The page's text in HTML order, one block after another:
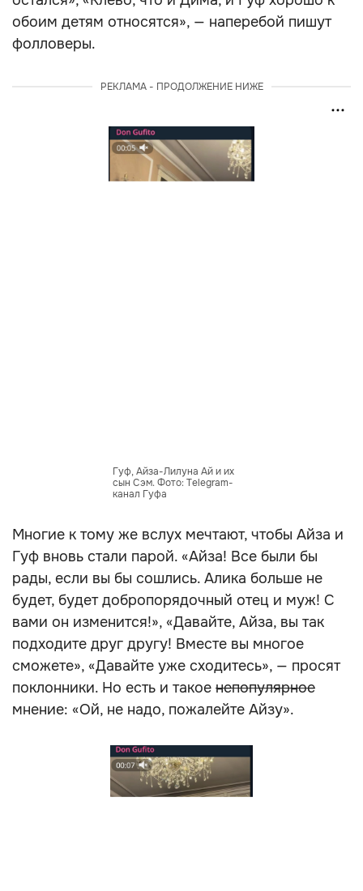
обоим детям относятся», — наперебой пишут
фолловеры.
РЕКЛАМА - ПРОДОЛЖЕНИЕ НИЖЕ
Гуф, Айза-Лилуна Ай и их
сын Сэм. Фото: Telegram-
канал Гуфа
Многие к тому же вслух мечтают, чтобы Айза и
Гуф вновь стали парой. «Айза! Все были бы
рады, если вы бы сошлись. Алика больше не
будет, будет добропорядочный отец и муж! С
вами он изменится!», «Давайте, Айза, вы так
подходите друг другу! Вместе вы многое
сможете», «Давайте уже сходитесь», — просят
поклонники. Но есть и такое непопулярное
мнение: «Ой, не надо, пожалейте Айзу».